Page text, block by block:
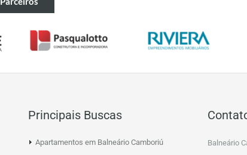
Principais Buscas
Apartamentos em Balneário Camboriú
Balneário